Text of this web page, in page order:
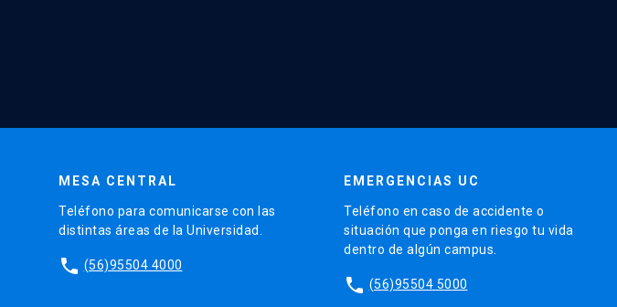
MESA CENTRAL
Teléfono para comunicarse con las
distintas áreas de la Universidad.
phone (56)95504 4000
EMERGENCIAS UC
Teléfono en caso de accidente o
situación que ponga en riesgo tu vida
dentro de algún campus.
phone (56)95504 5000